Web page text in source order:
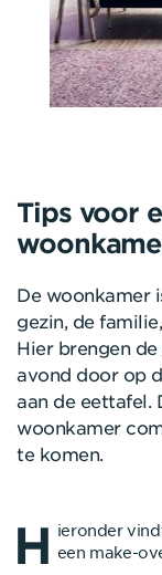
Tips voor
De woonkamer
gezin, de
Hier brengen
avond door op
aan de eettafel.
woonkamer
te komen.
H ieronder
een make-